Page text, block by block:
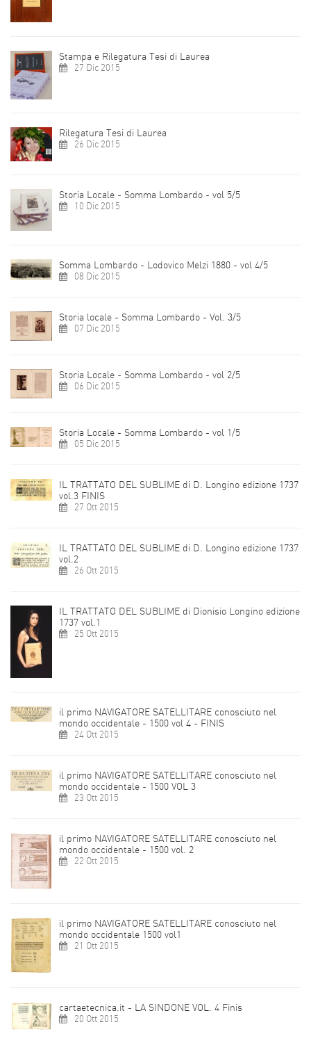
Stampa e Rilegatura Tesi di Laurea
27 Dic 2015
Rilegatura Tesi di Laurea
26 Dic 2015
Storia Locale - Somma Lombardo - vol 5/5
10 Dic 2015
Somma Lombardo - Lodovico Melzi 1880 - vol 4/5
08 Dic 2015
Storia locale - Somma Lombardo - Vol. 3/5
07 Dic 2015
Storia Locale - Somma Lombardo - vol 2/5
06 Dic 2015
Storia Locale - Somma Lombardo - vol 1/5
05 Dic 2015
IL TRATTATO DEL SUBLIME di D. Longino edizione 1737
vol.3 FINIS
27 Ott 2015
IL TRATTATO DEL SUBLIME di D. Longino edizione 1737
vol.2
26 Ott 2015
IL TRATTATO DEL SUBLIME di Dionisio Longino edizione
1737 vol.1
25 Ott 2015
il primo NAVIGATORE SATELLITARE conosciuto nel
mondo occidentale - 1500 vol 4 - FINIS
24 Ott 2015
il primo NAVIGATORE SATELLITARE conosciuto nel
mondo occidentale - 1500 VOL 3
23 Ott 2015
il primo NAVIGATORE SATELLITARE conosciuto nel
mondo occidentale - 1500 vol. 2
22 Ott 2015
il primo NAVIGATORE SATELLITARE conosciuto nel
mondo occidentale 1500 vol1
21 Ott 2015
cartaetecnica.it - LA SINDONE VOL. 4 Finis
20 Ott 2015